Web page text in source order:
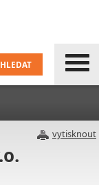
vytisknout